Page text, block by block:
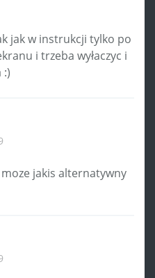
jak w instrukcji tylko po
i trzeba wyłaczyc i
:)
jakis alternatywny